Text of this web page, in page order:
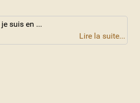
suis en ...
Lire la suite...